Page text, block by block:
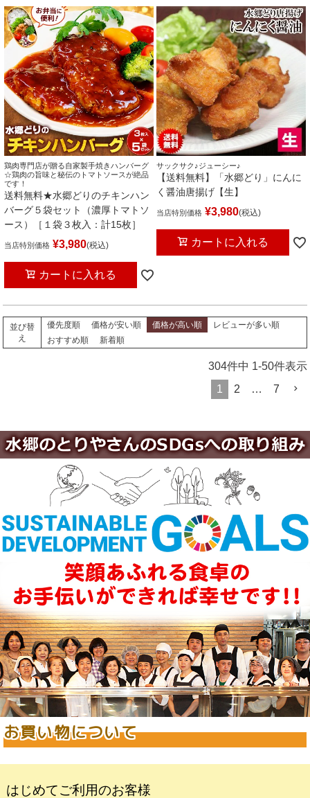
鶏肉専門店が贈る自家製手焼きハンバーグ
☆鶏肉の旨味と秘伝のトマトソースが絶品
です！
送料無料★水郷どりのチキンハン
バーグ５袋セット（濃厚トマトソ
ース）［１袋３枚入：計15枚］
当店特別価格 ¥3,980 税込
カートに入れる
サックサク♪ジューシー♪
【送料無料】「水郷どり」にんに
く醤油唐揚げ【生】
当店特別価格 ¥3,980 税込
カートに入れる
並び替
え
優先度順 価格が安い順 価格が高い順
レビューが多い順
おすすめ順
新着順
304件中 1-50件表示
1
2 … 7
お買い物について
はじめてご利用のお客様